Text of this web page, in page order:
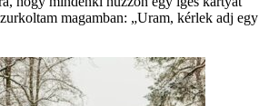
magamban: „Uram, kérlek adj egy